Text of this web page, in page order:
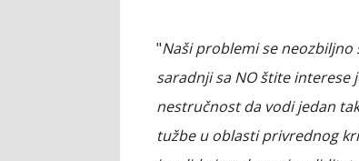
"Naši problemi se
saradnji sa NO štite interese
nestručnost da vodi jedan
tužbe u oblasti privrednog